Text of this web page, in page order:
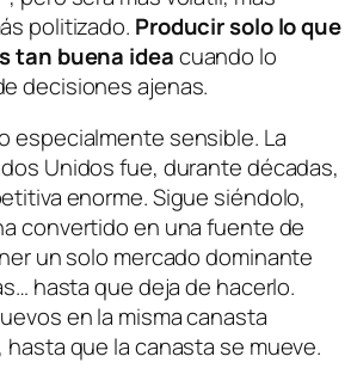
politizado. Producir solo lo que
tan buena ideacuando lo
decisiones ajenas.
especialmente sensible. La
Unidos fue, durante décadas,
enorme. Sigue siéndolo,
convertido en una fuente de
un solo mercado dominante
hasta que deja de hacerlo.
en la misma canasta
que la canasta se mueve.